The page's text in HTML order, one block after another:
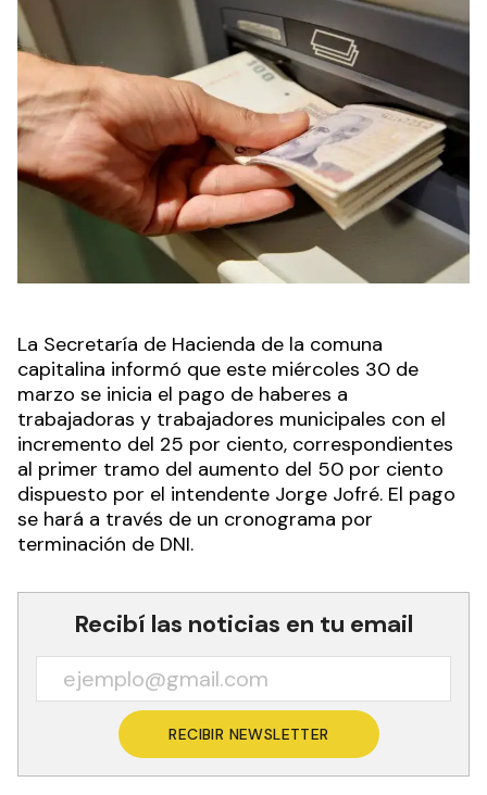
La Secretaría de Hacienda de la comuna
capitalina informó que este miércoles 30 de
marzo se inicia el pago de haberes a
trabajadoras y trabajadores municipales con el
incremento del 25 por ciento, correspondientes
al primer tramo del aumento del 50 por ciento
dispuesto por el intendente Jorge Jofré. El pago
se hará a través de un cronograma por
terminación de DNI.
Recibí las noticias en tu email
RECIBIR NEWSLETTER